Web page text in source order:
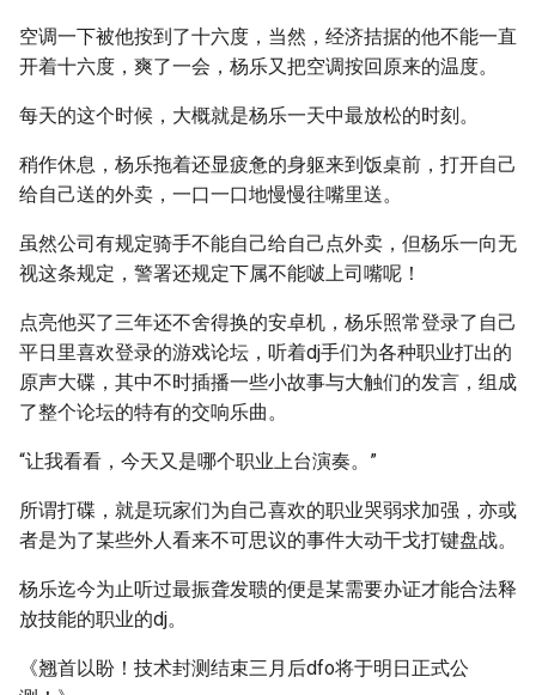
空调一下被他按到了十六度，当然，经济拮据的他不能一直
开着十六度，爽了一会，杨乐又把空调按回原来的温度。
每天的这个时候，大概就是杨乐一天中最放松的时刻。
稍作休息，杨乐拖着还显疲惫的身躯来到饭桌前，打开自己
给自己送的外卖，一口一口地慢慢往嘴里送。
虽然公司有规定骑手不能自己给自己点外卖，但杨乐一向无
视这条规定，警署还规定下属不能啵上司嘴呢！
点亮他买了三年还不舍得换的安卓机，杨乐照常登录了自己
平日里喜欢登录的游戏论坛，听着dj手们为各种职业打出的
原声大碟，其中不时插播一些小故事与大触们的发言，组成
了整个论坛的特有的交响乐曲。
“让我看看，今天又是哪个职业上台演奏。”
所谓打碟，就是玩家们为自己喜欢的职业哭弱求加强，亦或
者是为了某些外人看来不可思议的事件大动干戈打键盘战。
杨乐迄今为止听过最振聋发聩的便是某需要办证才能合法释
放技能的职业的dj。
《翘首以盼！技术封测结束三月后dfo将于明日正式公